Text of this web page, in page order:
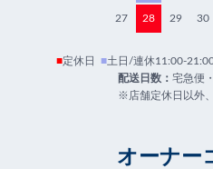
27 28 29 30
■定休日 ■土日/連休11:00-
配送日数： 宅急便
※店舗定休日以外
オーナー